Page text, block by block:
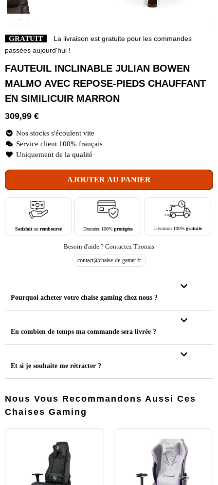
GRATUIT
La livraison est gratuite pour les commandes
passées aujourd'hui !
FAUTEUIL INCLINABLE JULIAN BOWEN
MALMO AVEC REPOSE-PIEDS CHAUFFANT
EN SIMILICUIR MARRON
309,99 €
Nos stocks s'écoulent vite
Service client 100% français
Uniquement de la qualité
AJOUTER AU PANIER
Satisfaitou remboursé Données 100% protégées Livraison 100%gratuite
Besoin d'aide ? Contactez Thomas
contact@chaise-de-gamer.fr
Pourquoi acheter votre chaise gaming chez nous ?
En combien de temps ma commande sera livrée ?
Et si je souhaite me rétracter ?
Nous Vous Recommandons Aussi Ces
Chaises Gaming